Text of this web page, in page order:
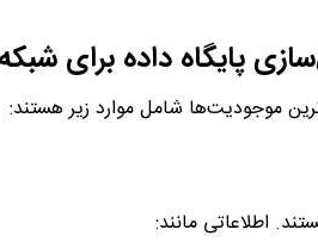
موجودیت‌ها شامل موارد زیر هستند:
اطلاعاتی مانند: